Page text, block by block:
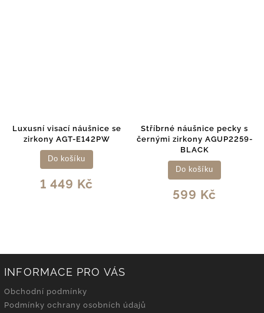
Luxusní visací náušnice se
zirkony AGT-E142PW
1 449 Kč
Do košíku
Stříbrné náušnice pecky s
černými zirkony AGUP2259-
BLACK
599 Kč
Do košíku
INFORMACE PRO VÁS
Obchodní podmínky
Podmínky ochrany osobních údajů